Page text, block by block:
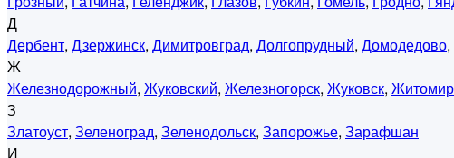
Д
Дербент, Дзержинск, Димитровград, Долгопрудный, Домодедово,
Ж
Железнодорожный, Жуковский, Железногорск, Жуковск, Житомир
З
Златоуст, Зеленоград, Зеленодольск, Запорожье, Зарафшан
И